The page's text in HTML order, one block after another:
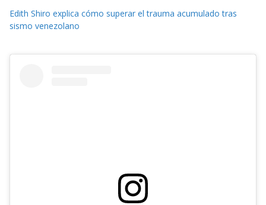
Edith Shiro explica cómo superar el trauma acumulado tras
sismo venezolano